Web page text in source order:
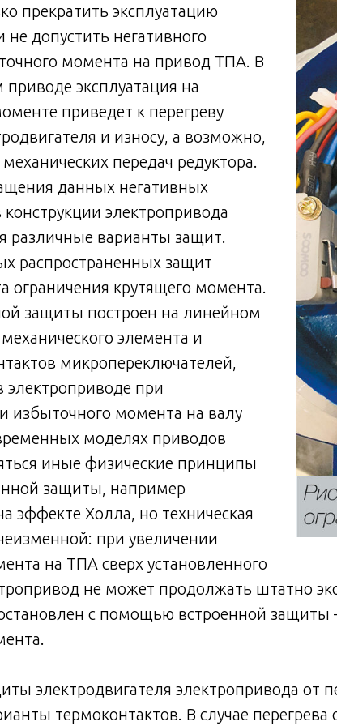
прекратить эксплуатацию
допустить негативного
момента на привод ТПА. В
приводе эксплуатация на
приведет к перегреву
и износу, а возможно,
передач редуктора.
данных негативных
электропривода
различные варианты защит.
распространенных защит
ограничения крутящего момента.
защиты построен на линейном
элемента и
микропереключателей,
электроприводе при
избыточного момента на валу
моделях приводов
иные физические принципы
защиты, например
эффекте Холла, но техническая
при увеличении
на ТПА сверх установленного
не может продолжать штатно
с помощью встроенной защиты
электродвигателя электропривода от
термоконтактов. В случае перегрева